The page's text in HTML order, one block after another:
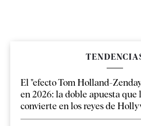
El "efecto Tom Holland-
en 2026: la doble apuesta que
convierte en los reyes de